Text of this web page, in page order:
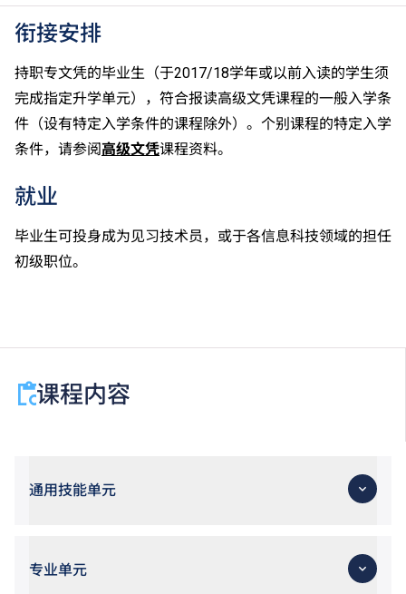
衔接安排
持职专文凭的毕业生（于2017/18学年或以前入读的学生须
完成指定升学单元），符合报读高级文凭课程的一般入学条
件（设有特定入学条件的课程除外）。个别课程的特定入学
条件，请参阅高级文凭课程资料。
就业
毕业生可投身成为见习技术员，或于各信息科技领域的担任
初级职位。
课程内容
通用技能单元
专业单元